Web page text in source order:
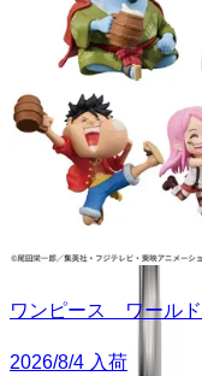
ワンピース ワール
2026/8/4 入荷